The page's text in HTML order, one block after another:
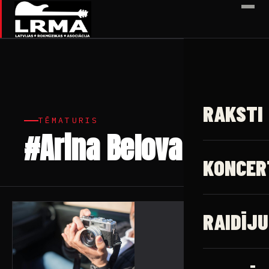
✕
RAKSTI
TĒMATURIS
#Arina Belova